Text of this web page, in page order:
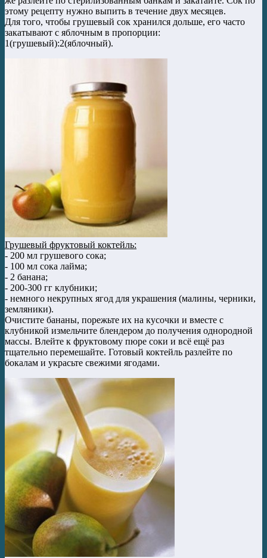
этому рецепту нужно выпить в течение двух месяцев.
Для того, чтобы грушевый сок хранился дольше, его часто
закатывают с яблочным в пропорции:
1(грушевый):2(яблочный).
Грушевый фруктовый коктейль:
- 200 мл грушевого сока;
- 100 мл сока лайма;
- 2 банана;
- 200-300 гг клубники;
- немного некрупных ягод для украшения (малины, черники,
земляники).
Очистите бананы, порежьте их на кусочки и вместе с
клубникой измельчите блендером до получения однородной
массы. Влейте к фруктовому пюре соки и всё ещё раз
тщательно перемешайте. Готовый коктейль разлейте по
бокалам и украсьте свежими ягодами.